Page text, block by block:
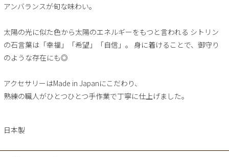
アンバランスが旬な味わい。
太陽の光に似た色から太陽のエネルギーをもつと言われる シトリン
の石言葉は「幸福」「希望」「自信」。 身に着けることで、御守り
のような存在にも◎
アクセサリーはMade in Japanにこだわり、
熟練の職人がひとつひとつ手作業で丁寧に仕上げました。
日本製